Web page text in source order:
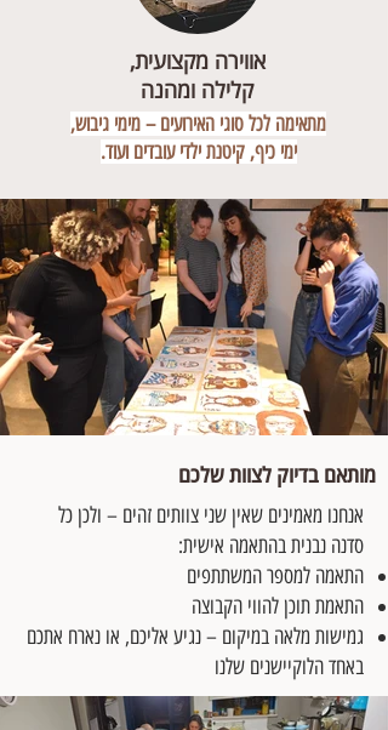
אווירה מקצועית,
קלילה ומהנה
מתאימה לכל סוגי האירועים – מימי גיבוש,
ימי כיף, קיטנת ילדי עובדים ועוד.
מותאם בדיוק לצוות שלכם
אנחנו מאמינים שאין שני צוותים זהים – ולכן כל
סדנה נבנית בהתאמה אישית:
התאמה למספר המשתתפים
התאמת תוכן להווי הקבוצה
גמישות מלאה במיקום – נגיע אליכם, או נארח אתכם
באחד הלוקיישנים שלנו